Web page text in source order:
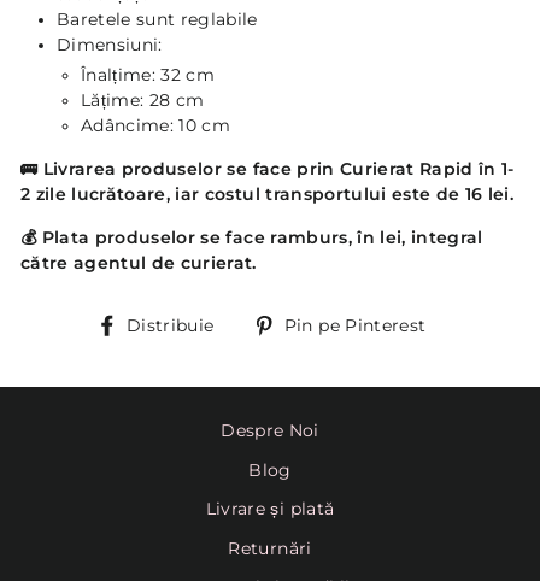
Baretele sunt reglabile
Dimensiuni:
Înalțime: 32 cm
Lățime: 28 cm
Adâncime: 10 cm
🚌 Livrarea produselor se face prin Curierat Rapid în 1-
2 zile lucrătoare, iar costul transportului este de 16 lei.
💰 Plata produselor se face ramburs, în lei, integral
către agentul de curierat.
Distribuie DistribuiePin pe Pinterest
Despre Noi
Blog
Livrare și plată
Returnări